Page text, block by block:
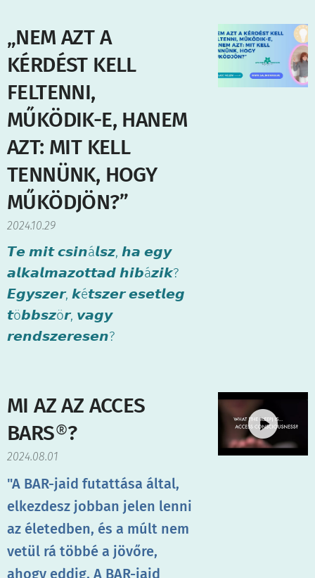
„NEM AZT A
KÉRDÉST KELL
FELTENNI,
MŰKÖDIK-E, HANEM
AZT: MIT KELL
TENNÜNK, HOGY
MŰKÖDJÖN?”
2024.10.29
𝙏𝙚 𝙢𝙞𝙩 𝙘𝙨𝙞𝙣á𝙡𝙨𝙯, 𝙝𝙖 𝙚𝙜𝙮
𝙖𝙡𝙠𝙖𝙡𝙢𝙖𝙯𝙤𝙩𝙩𝙖𝙙 𝙝𝙞𝙗á𝙯𝙞𝙠?
𝙀𝙜𝙮𝙨𝙯𝙚𝙧, 𝙠é𝙩𝙨𝙯𝙚𝙧 𝙚𝙨𝙚𝙩𝙡𝙚𝙜
𝙩ö𝙗𝙗𝙨𝙯ö𝙧, 𝙫𝙖𝙜𝙮
𝙧𝙚𝙣𝙙𝙨𝙯𝙚𝙧𝙚𝙨𝙚𝙣?
MI AZ AZ ACCES
BARS®?
2024.08.01
"A BAR-jaid futattása által,
elkezdesz jobban jelen lenni
az életedben, és a múlt nem
vetül rá többé a jövőre,
ahogy eddig. A BAR-jaid